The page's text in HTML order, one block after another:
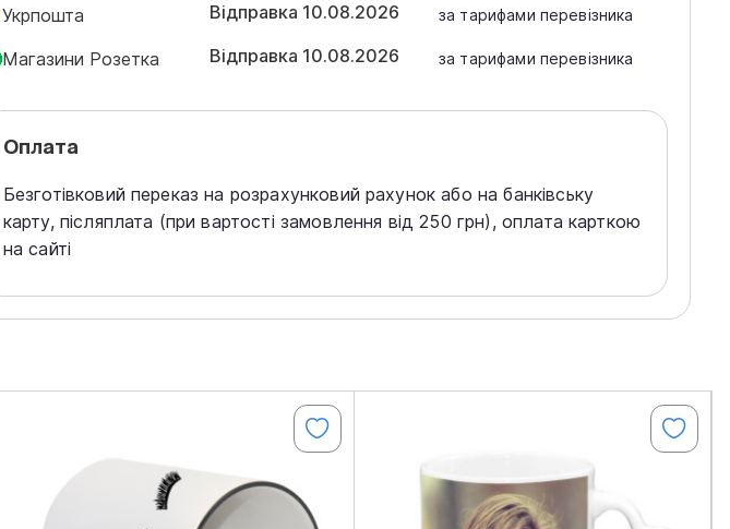
Укрпошта Відправка 10.08.2026 за тарифами перевізника
Магазини Розетка Відправка 10.08.2026 за тарифами перевізника
Оплата
Безготівковий переказ на розрахунковий рахунок або на банківську
карту, післяплата (при вартості замовлення від 250 грн), оплата карткою
на сайті